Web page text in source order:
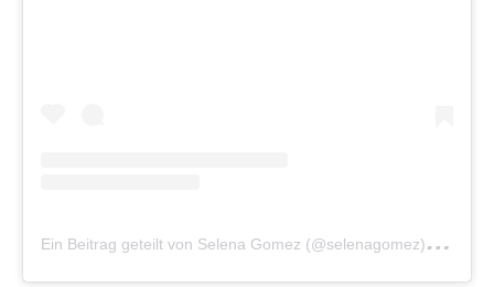
E
in Beitrag geteilt von Selena Gomez (@selenagomez)
am